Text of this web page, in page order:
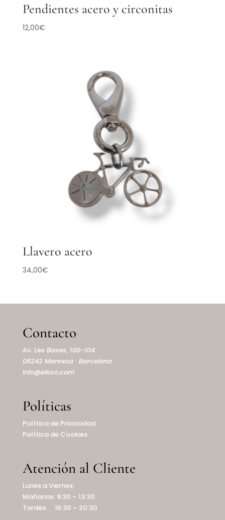
Pendientes acero y circonitas
12,00€
Llavero acero
34,00€
Contacto
Av. Les Bases, 100-104
08242 Manresa · Barcelona
info@elioro.com
Políticas
Política de Privacidad
Política de Cookies
Atención al Cliente
Lunes a Viernes:
Mañanas: 9:30 – 13:30
Tardes: 16:30 – 20:30